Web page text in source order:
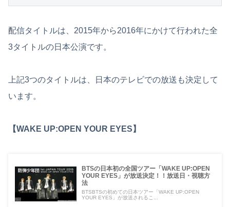
配信タイトルは、2015年から2016年にかけて行われた全
3タイトルの日本公演です。
上記3つのタイトルは、日本のテレビでの放送も決定して
います。
【WAKE UP:OPEN YOUR EYES】
BTSの日本初の全国ツアー「WAKE UP:OPEN
YOUR EYES」が放送決定！！放送日・視聴方
法
BTSBTSの初めての日本ツアー「WAKE UP:OPEN
YOUR EYES」が放送されるこ...